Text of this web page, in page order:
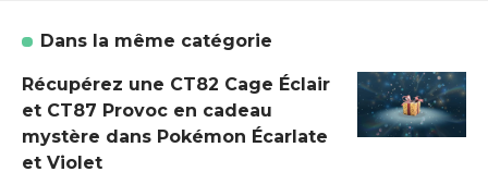
Dans la même catégorie
Récupérez une CT82 Cage Éclair
et CT87 Provoc en cadeau
mystère dans Pokémon Écarlate
et Violet